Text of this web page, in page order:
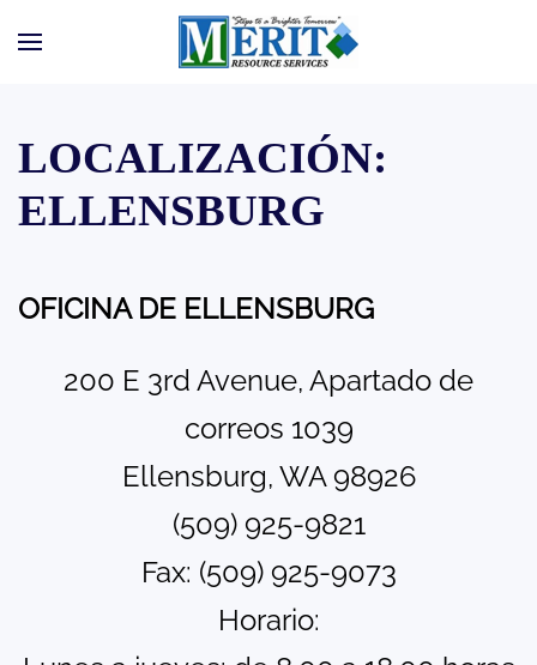
Ir al contenido principal
LOCALIZACIÓN:
ELLENSBURG
OFICINA DE ELLENSBURG
200 E 3rd Avenue, Apartado de
correos 1039
Ellensburg, WA 98926
(509) 925-9821
Fax: (509) 925-9073
Horario: